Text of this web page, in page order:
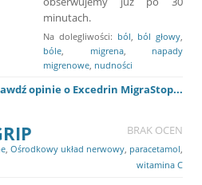
minutach.
Na dolegliwości: ból ból głowy
bóle
migrena, napady
migrenowe nudności
opinie o Excedrin MigraStop...
BRAK OCEN
Ośrodkowy układ nerwowy paracetamol
witamina C